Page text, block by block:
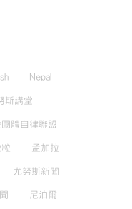
Nepal
斯講堂
團體自律聯盟
孟加拉
尤努斯新聞
尼泊爾